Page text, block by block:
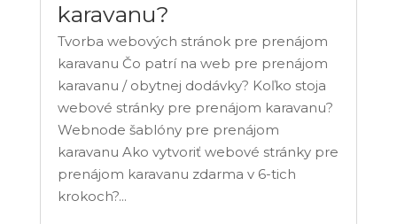
karavanu?
Tvorba webových stránok pre prenájom
karavanu Čo patrí na web pre prenájom
karavanu / obytnej dodávky? Koľko stoja
webové stránky pre prenájom karavanu?
Webnode šablóny pre prenájom
karavanu Ako vytvoriť webové stránky pre
prenájom karavanu zdarma v 6-tich
krokoch?...